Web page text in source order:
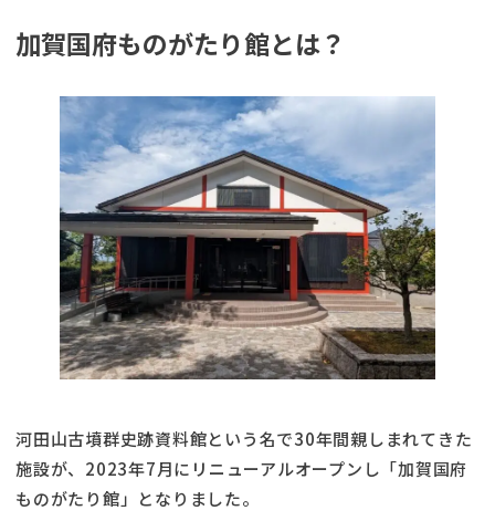
加賀国府ものがたり館とは？
河田山古墳群史跡資料館という名で30年間親しまれてきた
施設が、2023年7月にリニューアルオープンし「加賀国府
ものがたり館」となりました。